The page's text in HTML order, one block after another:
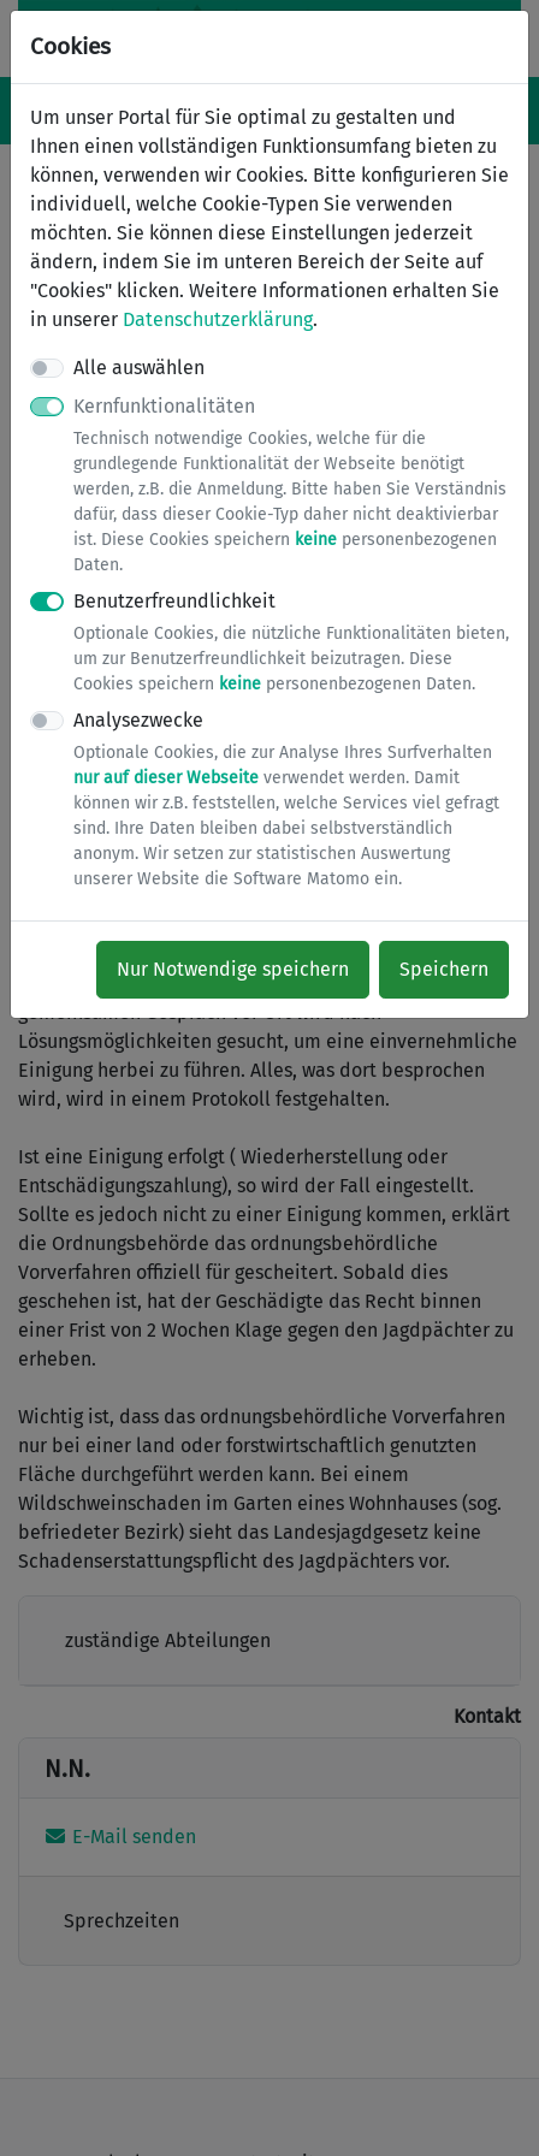
Cookies
Um unser Portal für Sie optimal zu gestalten und
Ihnen einen vollständigen Funktionsumfang bieten zu
können, verwenden wir Cookies. Bitte konfigurieren Sie
individuell, welche Cookie-Typen Sie verwenden
möchten. Sie können diese Einstellungen jederzeit
ändern, indem Sie im unteren Bereich der Seite auf
"Cookies" klicken. Weitere Informationen erhalten Sie
in unserer Datenschutzerklärung.
Alle auswählen
Kernfunktionalitäten
Technisch notwendige Cookies, welche für die
grundlegende Funktionalität der Webseite benötigt
werden, z.B. die Anmeldung. Bitte haben Sie Verständnis
dafür, dass dieser Cookie-Typ daher nicht deaktivierbar
ist. Diese Cookies speichern keine personenbezogenen
Daten.
Benutzerfreundlichkeit
Optionale Cookies, die nützliche Funktionalitäten bieten,
um zur Benutzerfreundlichkeit beizutragen. Diese
Cookies speichern keine personenbezogenen Daten.
Analysezwecke
Optionale Cookies, die zur Analyse Ihres Surfverhalten
nur auf dieser Webseite verwendet werden. Damit
können wir z.B. feststellen, welche Services viel gefragt
sind. Ihre Daten bleiben dabei selbstverständlich
anonym. Wir setzen zur statistischen Auswertung
unserer Website die Software Matomo ein.
Nur Notwendige speichern Speichern
Navigation ein-/ausblenden
Menü
Wildschäden
Im Sachgebiet Wildschäden werden Schäden gemeldet,
die Wildtiere (meistens Schwarzwild) verursacht haben.
Dabei handelt es sich jedoch nicht um Verkehrsunfälle
mit Wildbeteiligung.
Hat jemand eine land,- oder forstwirtschaftlich genutzte
Fläche und wird diese von Wildschweinen heimgesucht
und zerstört, so kann der Geschädigte bei der
Ordnungsbehörde den Wildschadensfall offiziell melden.
Die Ordnungsbehörde eröffnet dann ein sogenanntes
ordnungsbehördliches Vorverfahren. Laut Jagdgesetz ist
Konkret wird der zuständige Jagdpächter angeschrieben
und aufgefordert, sich binnen einer Frist von 5 Tagen mit
dem Geschädigten zu einigen. Sollte es zu einer Einigung
kommen (das heißt, dass der Jagdpächter die Schäden
wieder behebt oder einen Entschädigungsbetrag an den
Geschädigten zahlt) , ist der Fall für die
Ordnungsbehörde beendet.
In den meisten Fällen kommt es jedoch nicht zu einer
Einigung. Dann wird unter Teilnahme der
einberufen, der dann vor Ort die Schäden begutachtet
und auch beziffert. Oft ist auch ein Ernteausfall die Folge
einer solchen "Wildschwein- Zerwühlung". In dem
gemeinsamen Gespräch vor Ort wird nach
Lösungsmöglichkeiten gesucht, um eine einvernehmliche
Einigung herbei zu führen. Alles, was dort besprochen
wird, wird in einem Protokoll festgehalten.
Ist eine Einigung erfolgt ( Wiederherstellung oder
Entschädigungszahlung), so wird der Fall eingestellt.
Sollte es jedoch nicht zu einer Einigung kommen, erklärt
die Ordnungsbehörde das ordnungsbehördliche
Vorverfahren offiziell für gescheitert. Sobald dies
geschehen ist, hat der Geschädigte das Recht binnen
einer Frist von 2 Wochen Klage gegen den Jagdpächter zu
erheben.
Wichtig ist, dass das ordnungsbehördliche Vorverfahren
nur bei einer land oder forstwirtschaftlich genutzten
Fläche durchgeführt werden kann. Bei einem
Wildschweinschaden im Garten eines Wohnhauses (sog.
befriedeter Bezirk) sieht das Landesjagdgesetz keine
Schadenserstattungspflicht des Jagdpächters vor.
zuständige Abteilungen
Kontakt
N.N.
E-Mail senden
Sprechzeiten